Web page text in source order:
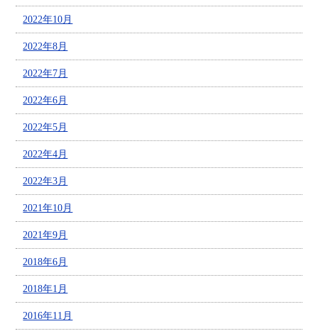
2022年10月
2022年8月
2022年7月
2022年6月
2022年5月
2022年4月
2022年3月
2021年10月
2021年9月
2018年6月
2018年1月
2016年11月